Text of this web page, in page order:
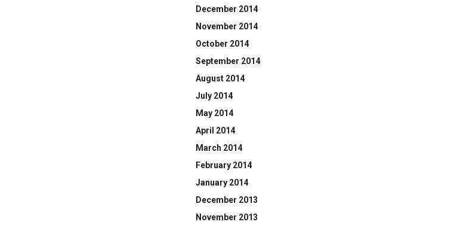
December 2014
November 2014
October 2014
September 2014
August 2014
July 2014
May 2014
April 2014
March 2014
February 2014
January 2014
December 2013
November 2013